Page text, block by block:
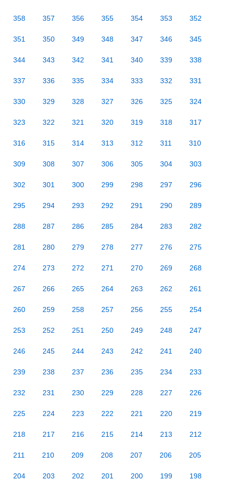
358 357 356 355 354 353 352
351 350 349 348 347 346 345
344 343 342 341 340 339 338
337 336 335 334 333 332 331
330 329 328 327 326 325 324
323 322 321 320 319 318 317
316 315 314 313 312 311 310
309 308 307 306 305 304 303
302 301 300 299 298 297 296
295 294 293 292 291 290 289
288 287 286 285 284 283 282
281 280 279 278 277 276 275
274 273 272 271 270 269 268
267 266 265 264 263 262 261
260 259 258 257 256 255 254
253 252 251 250 249 248 247
246 245 244 243 242 241 240
239 238 237 236 235 234 233
232 231 230 229 228 227 226
225 224 223 222 221 220 219
218 217 216 215 214 213 212
211 210 209 208 207 206 205
204 203 202 201 200 199 198